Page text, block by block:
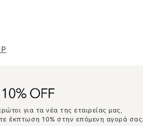
για τα νέα της εταιρείας μας,
έκπτωση 10% στην επόμενη αγορά σας.